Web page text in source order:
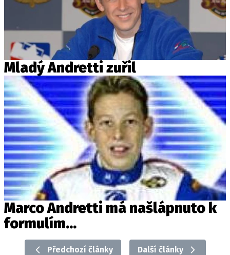
Mladý Andretti zuřil
Marco Andretti má našlápnuto k
formulím...
Předchozí články Další články